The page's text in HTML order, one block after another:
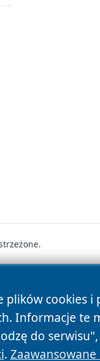
plików cookies
Informacje te
do
.